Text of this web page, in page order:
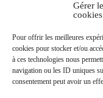
Gérer
cookies
Pour offrir les meilleures
cookies pour stocker et/ou
à ces technologies nous
navigation ou les ID uniques
consentement peut avoir un
>